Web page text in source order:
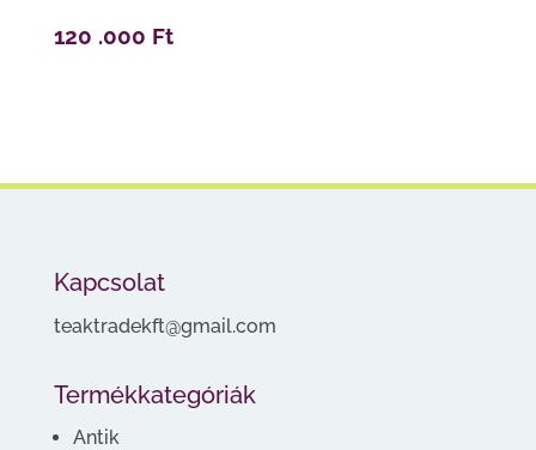
120 .000 Ft
Kapcsolat
teaktradekft@gmail.com
Termékkategóriák
Antik